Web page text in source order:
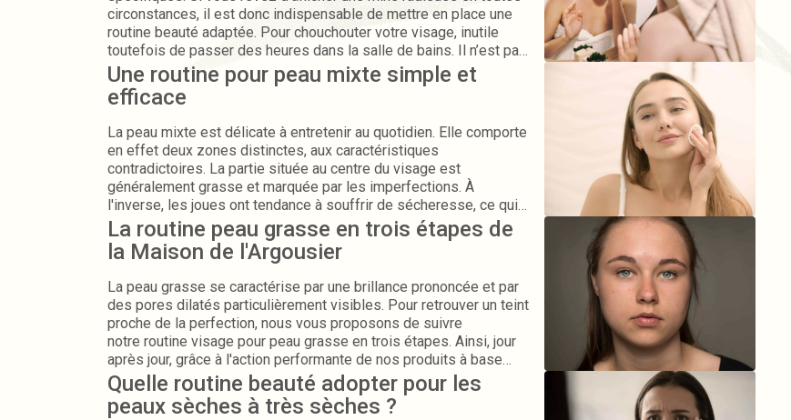
circonstances, il est donc indispensable de mettre en place une
routine beauté adaptée. Pour chouchouter votre visage, inutile
toutefois de passer des heures dans la salle de bains. Il n’est pas
non plus question de recourir à tout un tas de produits. Avec
quelques gestes d’hygiène tout simples et de la régularité, vous
retrouverez rapidement un teint lumineux et une vraie peau de
pêche !
Une routine pour peau mixte simple et
efficace
La peau mixte est délicate à entretenir au quotidien. Elle comporte
en effet deux zones distinctes, aux caractéristiques
contradictoires. La partie située au centre du visage est
généralement grasse et marquée par les imperfections. À
l'inverse, les joues ont tendance à souffrir de sécheresse, ce qui
implique la mise en place d'une routine spécifique. Grâce à la
Maison de l'Argousier, vous allez enfin connaître les secrets d'une
peau resplendissante au naturel !
La routine peau grasse en trois étapes de
la Maison de l'Argousier
La peau grasse se caractérise par une brillance prononcée et par
des pores dilatés particulièrement visibles. Pour retrouver un teint
proche de la perfection, nous vous proposons de suivre
notre routine visage pour peau grasse en trois étapes. Ainsi, jour
après jour, grâce à l'action performante de nos produits à base
d'argousier, votre peau sera assainie et rééquilibrée et ne brillera
plus que par son seul éclat.
Quelle routine beauté adopter pour les
peaux sèches à très sèches ?